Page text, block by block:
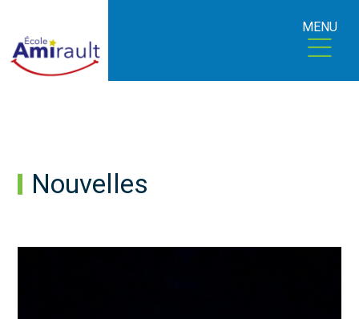
MENU
Nouvelles